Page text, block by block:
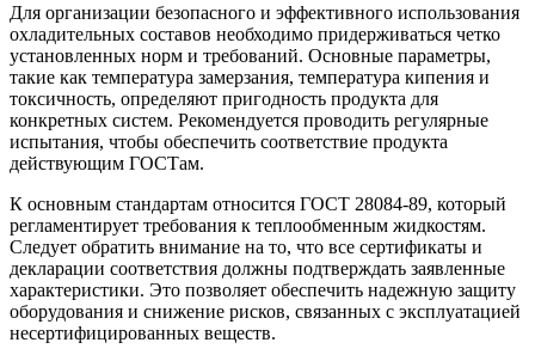
Для организации безопасного и эффективного использования
охладительных составов необходимо придерживаться четко
установленных норм и требований. Основные параметры,
такие как температура замерзания, температура кипения и
токсичность, определяют пригодность продукта для
конкретных систем. Рекомендуется проводить регулярные
испытания, чтобы обеспечить соответствие продукта
действующим ГОСТам.
К основным стандартам относится ГОСТ 28084-89, который
регламентирует требования к теплообменным жидкостям.
Следует обратить внимание на то, что все сертификаты и
декларации соответствия должны подтверждать заявленные
характеристики. Это позволяет обеспечить надежную защиту
оборудования и снижение рисков, связанных с эксплуатацией
несертифицированных веществ.